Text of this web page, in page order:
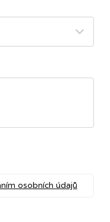
osobních údajů